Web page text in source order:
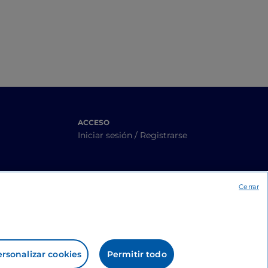
ACCESO
Iniciar sesión / Registrarse
cookies Permitir todo
Cerrar